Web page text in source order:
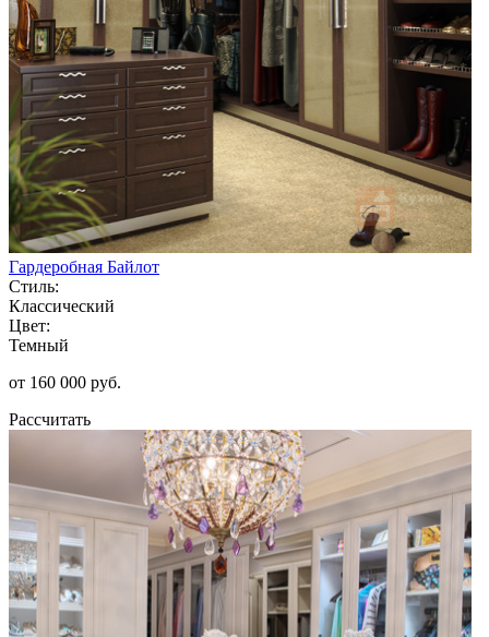
Гардеробная Байлот
Стиль:
Классический
Цвет:
Темный
от 160 000 руб.
Рассчитать